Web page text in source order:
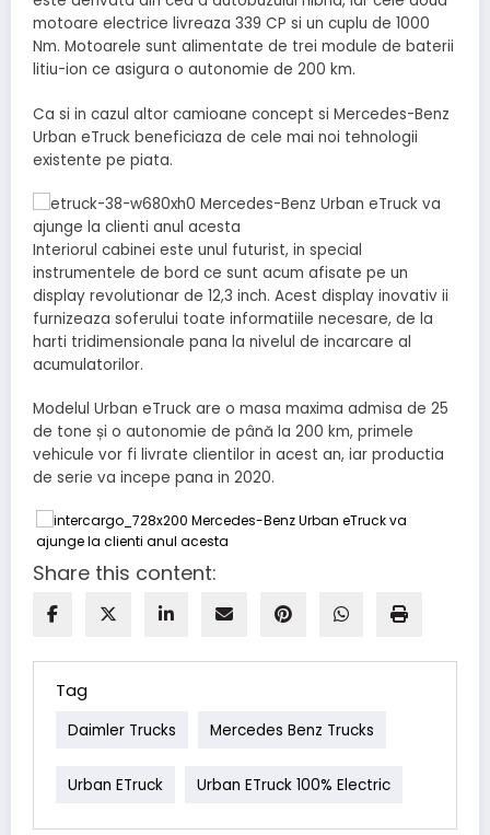
motoare electrice livreaza 339 CP si un cuplu de 1000
Nm. Motoarele sunt alimentate de trei module de baterii
litiu-ion ce asigura o autonomie de 200 km.
Ca si in cazul altor camioane concept si Mercedes-Benz
Urban eTruck beneficiaza de cele mai noi tehnologii
existente pe piata.
Interiorul cabinei este unul futurist, in special
instrumentele de bord ce sunt acum afisate pe un
display revolutionar de 12,3 inch. Acest display inovativ ii
furnizeaza soferului toate informatiile necesare, de la
harti tridimensionale pana la nivelul de incarcare al
acumulatorilor.
Modelul Urban eTruck are o masa maxima admisa de 25
de tone și o autonomie de până la 200 km, primele
vehicule vor fi livrate clientilor in acest an, iar productia
de serie va incepe pana in 2020.
Share this content:
Tag
Daimler Trucks Mercedes Benz Trucks
Urban ETruck Urban ETruck 100% Electric